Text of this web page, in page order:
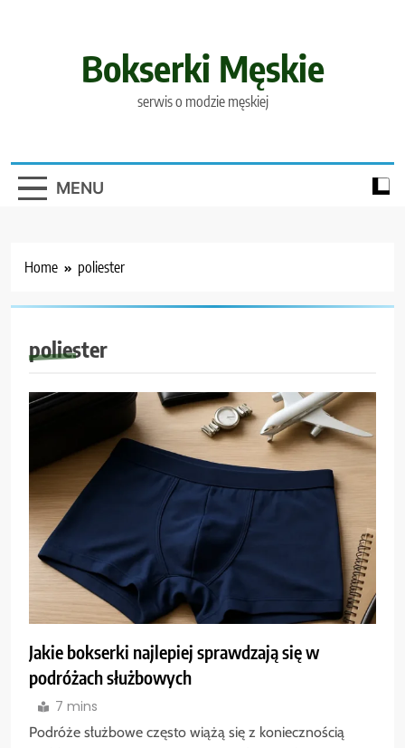
Bokserki Męskie
serwis o modzie męskiej
MENU
Home poliester
poliester
Jakie bokserki najlepiej sprawdzają się w
podróżach służbowych
7 mins
Podróże służbowe często wiążą się z koniecznością